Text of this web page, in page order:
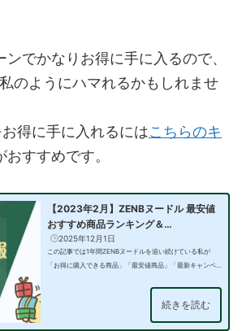
でかなりお得に手に入るので、
のようにハマれるかもしれませ
得に手に入れるにはこちらのキ
おすすめです。
【2023年2月】ZENBヌードル 最安値
おすすめ商品ランキング＆…
2025年12月1日
この記事では1年間ZENBヌードルを追い続けている私が
「お得に購入できる商品」「最安値商品」「最新キャンペ
続きを読む